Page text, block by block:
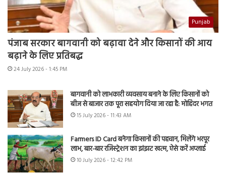
Punjab
पंजाब सरकार बागवानी को बढ़ावा देने और किसानों की आय
बढ़ाने के लिए प्रतिबद्ध
24 July 2026 - 1:45 PM
बागवानी को लाभकारी व्यवसाय बनाने के लिए किसानों को
बीज से बाजार तक पूरा सहयोग दिया जा रहा है: मोहिंदर भगत
15 July 2026 - 11:43 AM
Farmers ID Card बनेगा किसानों की पहचान, मिलेंगे भरपूर
लाभ, बार-बार रजिस्ट्रेशन का झंझट खत्म, ऐसे करें अप्लाई
10 July 2026 - 12:42 PM